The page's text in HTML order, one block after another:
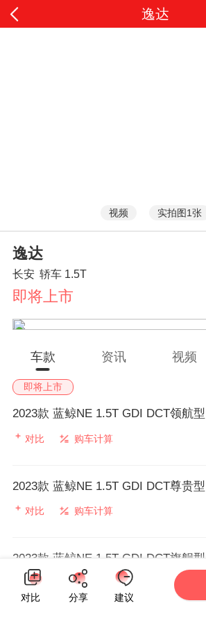
逸达
视频 实拍图1张
逸达
长安 轿车 1.5T
即将上市
车款 资讯 视频
即将上市
2023款 蓝鲸NE 1.5T GDI DCT领航型
对比 购车计算
2023款 蓝鲸NE 1.5T GDI DCT尊贵型
对比 购车计算
2023款 蓝鲸NE 1.5T GDI DCT旗舰型
对比 购车计算
对比
分享 建议